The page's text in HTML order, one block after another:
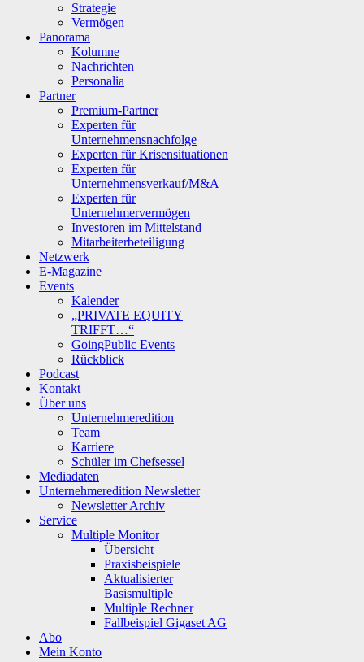
Strategie
Vermögen
Panorama
Kolumne
Nachrichten
Personalia
Partner
Premium-Partner
Experten für
Unternehmensnachfolge
Experten für Krisensituationen
Experten für
Unternehmensverkauf/M&A
Experten für
Unternehmervermögen
Investoren im Mittelstand
Mitarbeiterbeteiligung
Netzwerk
E-Magazine
Events
Kalender
„PRIVATE EQUITY
TRIFFT…“
GoingPublic Events
Rückblick
Podcast
Kontakt
Über uns
Unternehmeredition
Team
Karriere
Schüler im Chefsessel
Mediadaten
Unternehmeredition Newsletter
Newsletter Archiv
Service
Multiple Monitor
Übersicht
Praxisbeispiele
Aktualisierter
Basismultiple
Multiple Rechner
Fallbeispiel Gigaset AG
Abo
Mein Konto